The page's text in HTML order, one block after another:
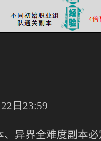
22 日 23:59
、异界全难度副本